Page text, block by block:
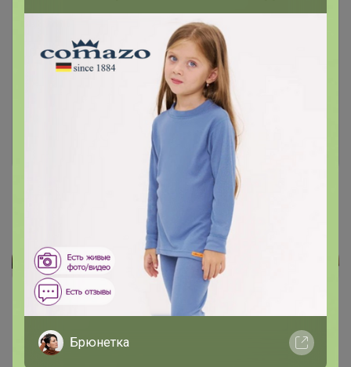
Чтобы написать комментарий необходимо
авторизоваться на сайте!
Это займет меньше минуты
Зарегистрироваться
Как здесь все устроено?
Как сделать заказ?
Брюнетка